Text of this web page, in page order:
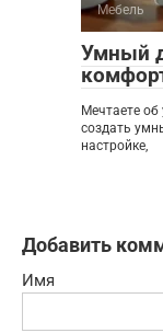
Мебель
Умный
Мечтаете об
создать
настройке,
Добавить
Имя